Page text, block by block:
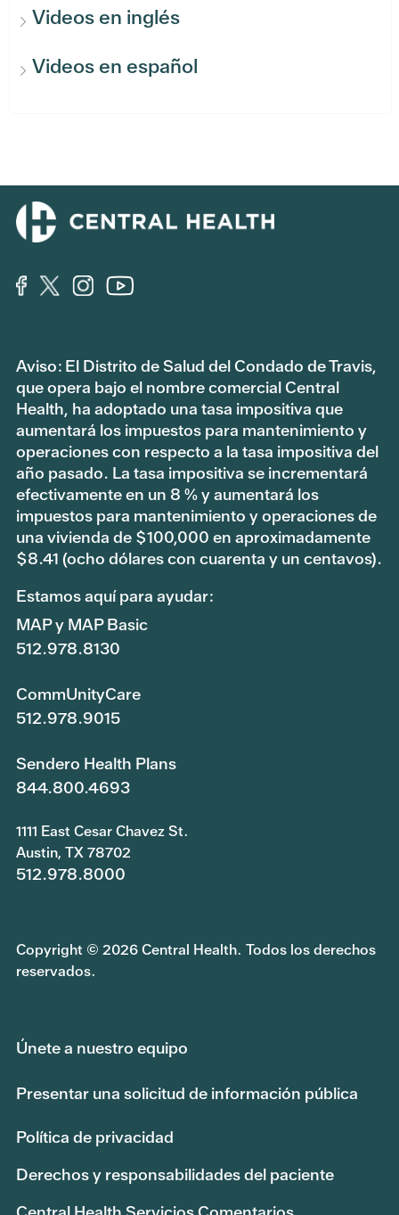
Videos en inglés
Videos en español
Aviso: El Distrito de Salud del Condado de Travis,
que opera bajo el nombre comercial Central
Health, ha adoptado una tasa impositiva que
aumentará los impuestos para mantenimiento y
operaciones con respecto a la tasa impositiva del
año pasado. La tasa impositiva se incrementará
efectivamente en un 8 % y aumentará los
impuestos para mantenimiento y operaciones de
una vivienda de $100,000 en aproximadamente
$8.41 (ocho dólares con cuarenta y un centavos).
Estamos aquí para ayudar:
MAP y MAP Basic
512.978.8130
CommUnityCare
512.978.9015
Sendero Health Plans
844.800.4693
1111 East Cesar Chavez St.
Austin, TX 78702
512.978.8000
Copyright © 2026 Central Health. Todos los derechos
reservados.
Únete a nuestro equipo
Presentar una solicitud de información pública
Política de privacidad
Derechos y responsabilidades del paciente